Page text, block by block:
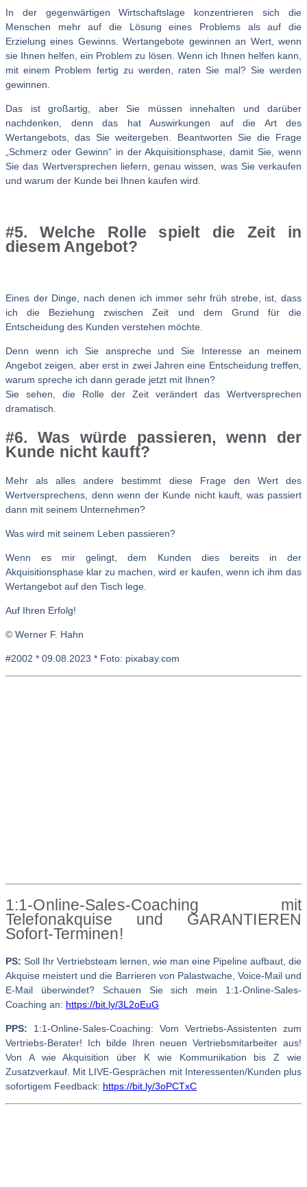
In der gegenwärtigen Wirtschaftslage konzentrieren sich die
Menschen mehr auf die Lösung eines Problems als auf die
Erzielung eines Gewinns. Wertangebote gewinnen an Wert, wenn
sie Ihnen helfen, ein Problem zu lösen. Wenn ich Ihnen helfen kann,
mit einem Problem fertig zu werden, raten Sie mal? Sie werden
gewinnen.
Das ist großartig, aber Sie müssen innehalten und darüber
nachdenken, denn das hat Auswirkungen auf die Art des
Wertangebots, das Sie weitergeben. Beantworten Sie die Frage
„Schmerz oder Gewinn“ in der Akquisitionsphase, damit Sie, wenn
Sie das Wertversprechen liefern, genau wissen, was Sie verkaufen
und warum der Kunde bei Ihnen kaufen wird.
#5. Welche Rolle spielt die Zeit in
diesem Angebot?
Eines der Dinge, nach denen ich immer sehr früh strebe, ist, dass
ich die Beziehung zwischen Zeit und dem Grund für die
Entscheidung des Kunden verstehen möchte.
Denn wenn ich Sie anspreche und Sie Interesse an meinem
Angebot zeigen, aber erst in zwei Jahren eine Entscheidung treffen,
warum spreche ich dann gerade jetzt mit Ihnen?
Sie sehen, die Rolle der Zeit verändert das Wertversprechen
dramatisch.
#6. Was würde passieren, wenn der
Kunde nicht kauft?
Mehr als alles andere bestimmt diese Frage den Wert des
Wertversprechens, denn wenn der Kunde nicht kauft, was passiert
dann mit seinem Unternehmen?
Was wird mit seinem Leben passieren?
Wenn es mir gelingt, dem Kunden dies bereits in der
Akquisitionsphase klar zu machen, wird er kaufen, wenn ich ihm das
Wertangebot auf den Tisch lege.
Auf Ihren Erfolg!
© Werner F. Hahn
#2002 * 09.08.2023 * Foto: pixabay.com
1:1-Online-Sales-Coaching mit
Telefonakquise und GARANTIEREN
Sofort-Terminen!
PS: Soll Ihr Vertriebsteam lernen, wie man eine Pipeline aufbaut, die
Akquise meistert und die Barrieren von Palastwache, Voice-Mail und
E-Mail überwindet? Schauen Sie sich mein 1:1-Online-Sales-
Coaching an: https://bit.ly/3L2oEuG
PPS: 1:1-Online-Sales-Coaching: Vom Vertriebs-Assistenten zum
Vertriebs-Berater! Ich bilde Ihren neuen Vertriebsmitarbeiter aus!
Von A wie Akquisition über K wie Kommunikation bis Z wie
Zusatzverkauf. Mit LIVE-Gesprächen mit Interessenten/Kunden plus
sofortigem Feedback: https://bit.ly/3oPCTxC